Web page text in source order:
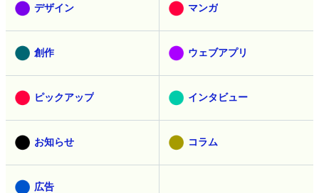
デザイン マンガ
創作 ウェブアプリ
ピックアップ インタビュー
お知らせ コラム
広告